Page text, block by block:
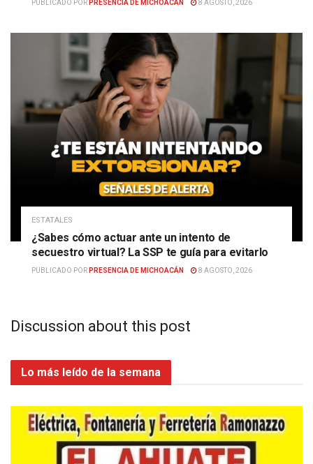
PUBLICADO POR PRESENCIA DE MICHOACÁN 8 AGOSTO, 2026
ESTATALES
¿Sabes cómo actuar ante un intento de
secuestro virtual? La SSP te guía para evitarlo
PUBLICADO POR PRESENCIA DE MICHOACÁN 8 AGOSTO, 2026
Discussion about this post
Lo más leído de la semana